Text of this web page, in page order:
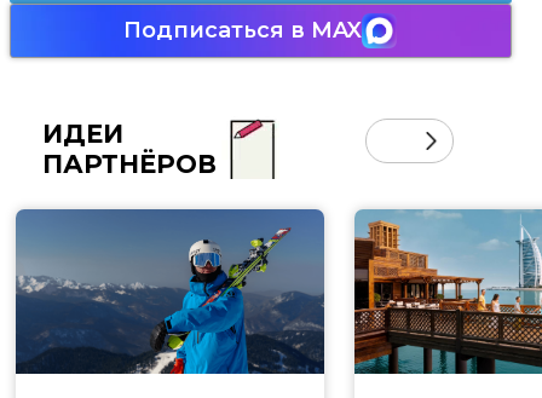
Подписаться в MAX
ИДЕИ
ПАРТНЁРОВ